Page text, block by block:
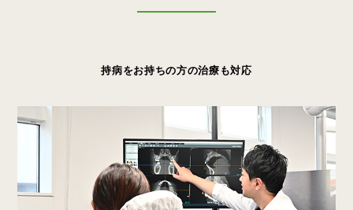
持病をお持ちの方の治療も対応